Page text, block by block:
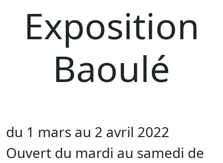
Exposition
Baoulé
du 1 mars au 2 avril 2022
Ouvert du mardi au samedi de